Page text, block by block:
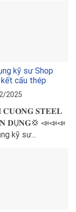
kỹ sư Shop
cấu thép
2025
𝐂𝐔𝐎𝐍𝐆 𝐒𝐓𝐄𝐄𝐋
𝐃Ụ𝐍𝐆💢 📣📣📣
kỹ sư...